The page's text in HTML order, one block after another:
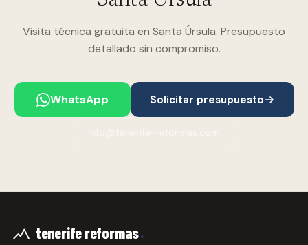
Visita técnica gratuita en Santa Úrsula. Presupuesto
detallado sin compromiso.
WhatsApp Solicitar presupuesto
tenerife reformas.